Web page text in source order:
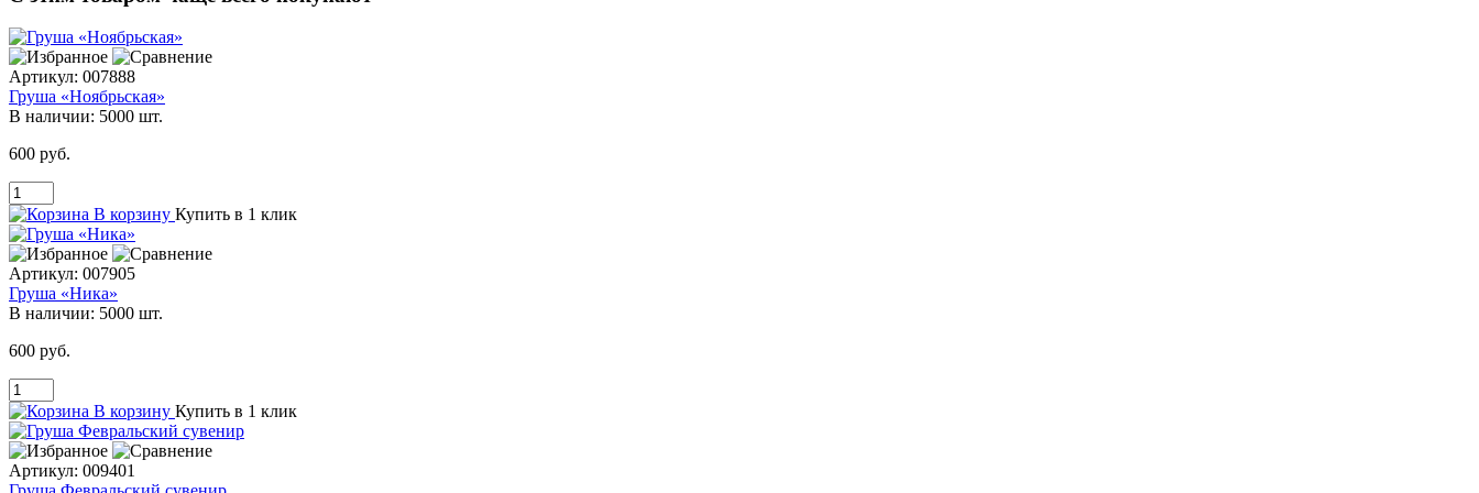
Артикул: 007888
Груша «Ноябрьская»
В наличии: 5000 шт.
600 руб.
В корзину Купить в 1 клик
Артикул: 007905
Груша «Ника»
В наличии: 5000 шт.
600 руб.
В корзину Купить в 1 клик
Артикул: 009401